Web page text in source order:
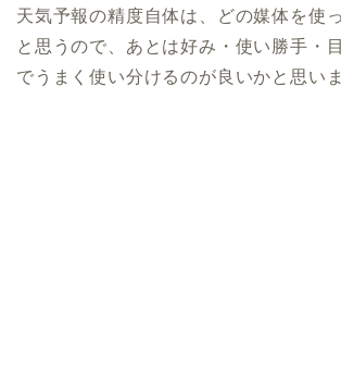
天気予報の精度自体は、どの媒体を使
と思うので、あとは好み・使い勝手・
でうまく使い分けるのが良いかと思い